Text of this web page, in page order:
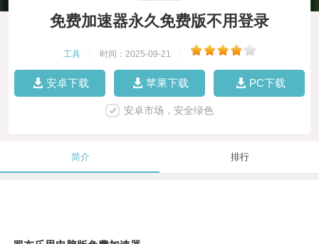
免费加速器永久免费版不用登录
工具 时间：2025-09-21
安卓下载 苹果下载 PC下载
安卓市场，安全绿色
简介 排行